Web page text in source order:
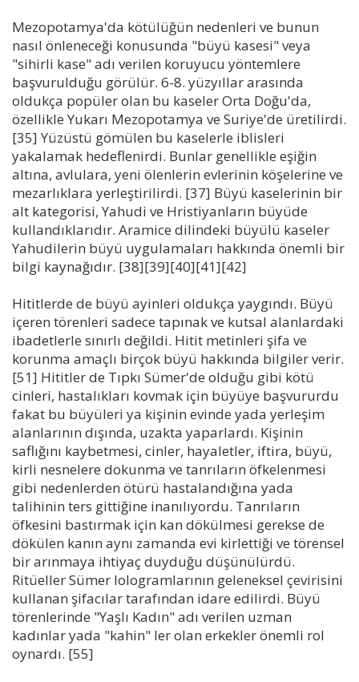
Mezopotamya'da kötülüğün nedenleri ve bunun
nasıl önleneceği konusunda "büyü kasesi" veya
"sihirli kase" adı verilen koruyucu yöntemlere
başvurulduğu görülür. 6-8. yüzyıllar arasında
oldukça popüler olan bu kaseler Orta Doğu'da,
özellikle Yukarı Mezopotamya ve Suriye'de üretilirdi.
[35] Yüzüstü gömülen bu kaselerle iblisleri
yakalamak hedeflenirdi. Bunlar genellikle eşiğin
altına, avlulara, yeni ölenlerin evlerinin köşelerine ve
mezarlıklara yerleştirilirdi. [37] Büyü kaselerinin bir
alt kategorisi, Yahudi ve Hristiyanların büyüde
kullandıklarıdır. Aramice dilindeki büyülü kaseler
Yahudilerin büyü uygulamaları hakkında önemli bir
bilgi kaynağıdır. [38][39][40][41][42]
Hititlerde de büyü ayinleri oldukça yaygındı. Büyü
içeren törenleri sadece tapınak ve kutsal alanlardaki
ibadetlerle sınırlı değildi. Hitit metinleri şifa ve
korunma amaçlı birçok büyü hakkında bilgiler verir.
[51] Hititler de Tıpkı Sümer'de olduğu gibi kötü
cinleri, hastalıkları kovmak için büyüye başvururdu
fakat bu büyüleri ya kişinin evinde yada yerleşim
alanlarının dışında, uzakta yaparlardı. Kişinin
saflığını kaybetmesi, cinler, hayaletler, iftira, büyü,
kirli nesnelere dokunma ve tanrıların öfkelenmesi
gibi nedenlerden ötürü hastalandığına yada
talihinin ters gittiğine inanılıyordu. Tanrıların
öfkesini bastırmak için kan dökülmesi gerekse de
dökülen kanın aynı zamanda evi kirlettiği ve törensel
bir arınmaya ihtiyaç duyduğu düşünülürdü.
Ritüeller Sümer lologramlarının geleneksel çevirisini
kullanan şifacılar tarafından idare edilirdi. Büyü
törenlerinde "Yaşlı Kadın" adı verilen uzman
kadınlar yada "kahin" ler olan erkekler önemli rol
oynardı. [55]